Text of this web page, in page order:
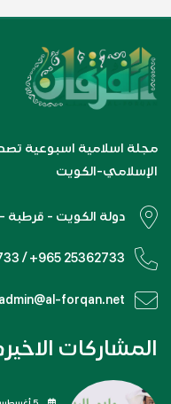
مجلة اسلامية اسبوعية
الإسلامي-الكويت
دولة الكويت - قرطبة
/ +965 25362733
admin@al-forqan.net
المشاركات